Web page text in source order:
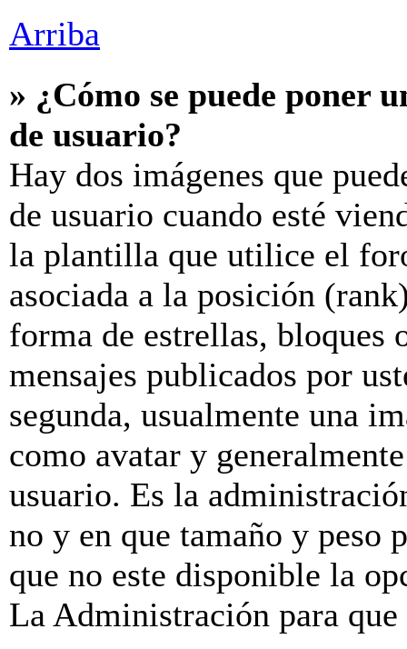
Arriba
» ¿Cómo se puede poner
de usuario?
Hay dos imágenes que
de usuario cuando esté
la plantilla que utilice el
asociada a la posición
forma de estrellas, bloques
mensajes publicados por
segunda, usualmente una
como avatar y
usuario. Es la
no y en que tamaño y peso
que no este disponible la
La Administración para que